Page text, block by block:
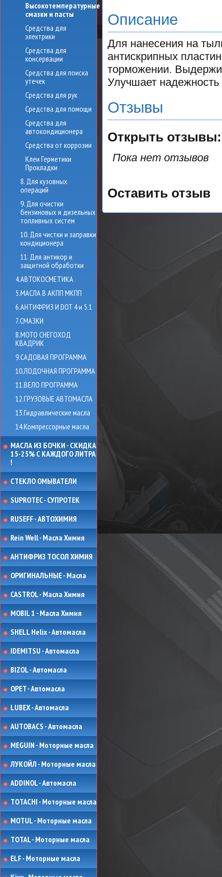
Высокотемпературные
смазки и пасты
Средства для
электрики
Средства для
консервации
Средства для поиска
утечек
Средства для рук
Средства для помощи
Средства для
автокондиционера
Средства от коррозии
Клеи Герметики
Прокладки
8. Для кузовных
операций
9. Для очистки
бензиновых и дизельных
топливных систем
10. Для чистки и заправки
кондиционера
11. Для антикор и
защитной обработки
4.АВТОКОСМЕТИКА
5.МАСЛА В АКПП МКПП
6.АНТИФРИЗ И DOT 4 и 5.1
7.СМАЗКИ
8.МОТО СНЕГОХОД
КВАДРИК
9.САДОВАЯ ПРОГРАММА
10.ЛОДОЧНАЯ ПРОГРАММА
11.ВЕЛО ПРОГРАММА
12.ГРУЗОВЫЕ АВТОМАСЛА
13.Гидравлические масла
14.Компрессорные масла
МАСЛА ИЗ БОЧКИ - СКИДКА
15-25% С КАЖДОГО ЛИТРА
!
СТЕКЛО ОМЫВАТЕЛИ
SUPROTEC - СУПРОТЕК
RUSEFF - АВТОХИМИЯ
Rein Well - Масла Химия
АНТИФРИЗ ТОСОЛ ХИМИЯ
ОРИГИНАЛЬНЫЕ - Масла
CASTROL - Масла Химия
MOBIL 1 - Масла Химия
SHELL Helix - Автомасла
IDEMITSU - Автомасла
BIZOL - Автомасла
OPET - Автомасла
LUBEX - Автомасла
AUTOBACS - Автомасла
MEGUIN - Моторные масла
ЛУКОЙЛ - Моторные масла
ADDINOL - Автомасла
TOTACHI - Моторные масла
MOTUL - Моторные масла
TOTAL - Моторные масла
ELF - Моторные масла
Описание
Для нанесения на
антискрипных
торможении.
Улучшает
Отзывы
Открыть
Пока нет отзывов
Оставить отзыв